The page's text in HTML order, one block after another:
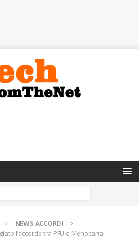
NEWS ACCORDI
l’accordo tra PFU e Menocarta